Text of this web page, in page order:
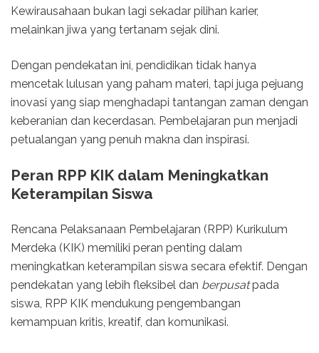
Kewirausahaan bukan lagi sekadar pilihan karier,
melainkan jiwa yang tertanam sejak dini.
Dengan pendekatan ini, pendidikan tidak hanya
mencetak lulusan yang paham materi, tapi juga pejuang
inovasi yang siap menghadapi tantangan zaman dengan
keberanian dan kecerdasan. Pembelajaran pun menjadi
petualangan yang penuh makna dan inspirasi.
Peran RPP KIK dalam Meningkatkan
Keterampilan Siswa
Rencana Pelaksanaan Pembelajaran (RPP) Kurikulum
Merdeka (KIK) memiliki peran penting dalam
meningkatkan keterampilan siswa secara efektif. Dengan
pendekatan yang lebih fleksibel dan berpusatpada
siswa, RPP KIK mendukung pengembangan
kemampuan kritis, kreatif, dan komunikasi.